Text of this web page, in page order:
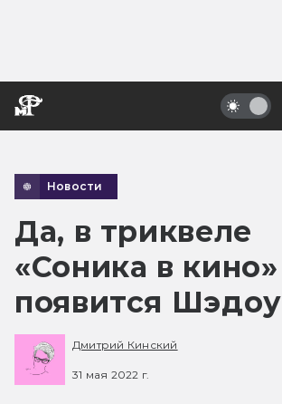
Новости
Да, в триквеле
«Соника в кино»
появится Шэдоу
Дмитрий Кинский
31 мая 2022 г.